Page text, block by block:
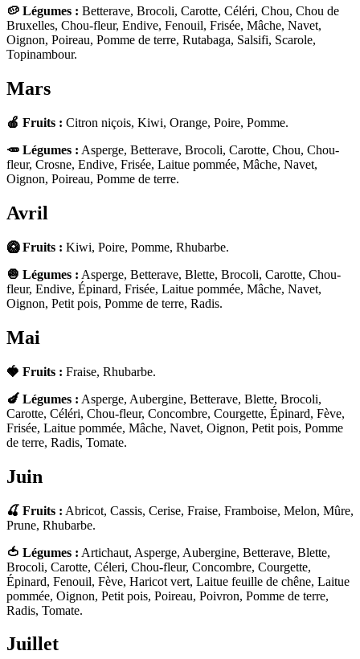
🥔 Légumes : Betterave, Brocoli, Carotte, Céléri, Chou, Chou de
Bruxelles, Chou-fleur, Endive, Fenouil, Frisée, Mâche, Navet,
Oignon, Poireau, Pomme de terre, Rutabaga, Salsifi, Scarole,
Topinambour.
Mars
🍎 Fruits : Citron niçois, Kiwi, Orange, Poire, Pomme.
🥕 Légumes : Asperge, Betterave, Brocoli, Carotte, Chou, Chou-
fleur, Crosne, Endive, Frisée, Laitue pommée, Mâche, Navet,
Oignon, Poireau, Pomme de terre.
Avril
🥝 Fruits : Kiwi, Poire, Pomme, Rhubarbe.
🧅 Légumes : Asperge, Betterave, Blette, Brocoli, Carotte, Chou-
fleur, Endive, Épinard, Frisée, Laitue pommée, Mâche, Navet,
Oignon, Petit pois, Pomme de terre, Radis.
Mai
🍓 Fruits : Fraise, Rhubarbe.
🍆 Légumes : Asperge, Aubergine, Betterave, Blette, Brocoli,
Carotte, Céléri, Chou-fleur, Concombre, Courgette, Épinard, Fève,
Frisée, Laitue pommée, Mâche, Navet, Oignon, Petit pois, Pomme
de terre, Radis, Tomate.
Juin
🍒 Fruits : Abricot, Cassis, Cerise, Fraise, Framboise, Melon, Mûre,
Prune, Rhubarbe.
🍅 Légumes : Artichaut, Asperge, Aubergine, Betterave, Blette,
Brocoli, Carotte, Céleri, Chou-fleur, Concombre, Courgette,
Épinard, Fenouil, Fève, Haricot vert, Laitue feuille de chêne, Laitue
pommée, Oignon, Petit pois, Poireau, Poivron, Pomme de terre,
Radis, Tomate.
Juillet